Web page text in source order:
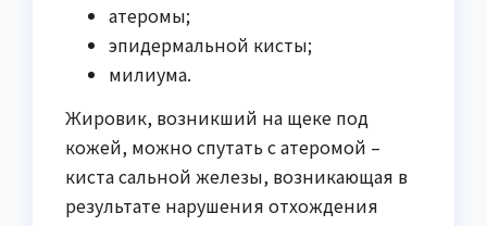
атеромы;
эпидермальной кисты;
милиума.
Жировик, возникший на щеке под
кожей, можно спутать с атеромой –
киста сальной железы, возникающая в
результате нарушения отхождения